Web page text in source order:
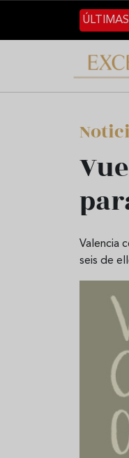
Pasar al
Valencia
seis de
Aceitunas: